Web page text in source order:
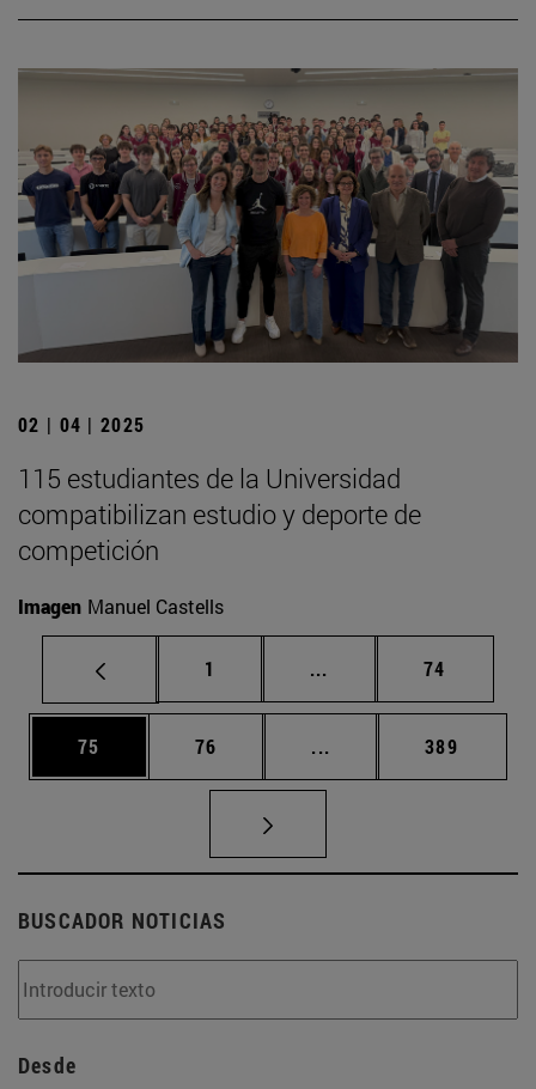
02 | 04 | 2025
115 estudiantes de la Universidad
compatibilizan estudio y deporte de
competición
Imagen Manuel Castells
Página
1 ... Páginas intermedias
Página
74
Página
75 Página
76 ... Páginas intermedias
Página
389
BUSCADOR NOTICIAS
Desde